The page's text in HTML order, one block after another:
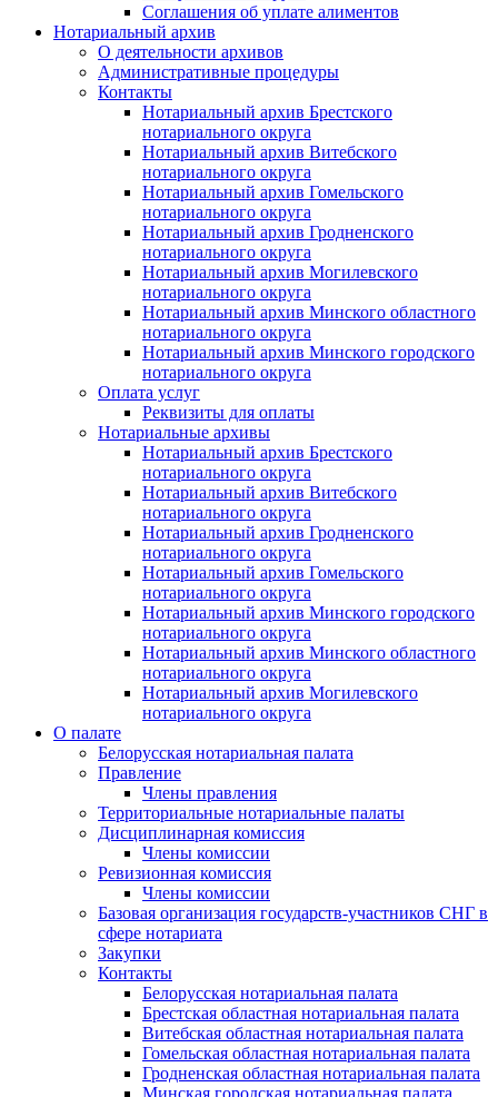
Соглашения об уплате алиментов
Нотариальный архив
О деятельности архивов
Административные процедуры
Контакты
Нотариальный архив Брестского
нотариального округа
Нотариальный архив Витебского
нотариального округа
Нотариальный архив Гомельского
нотариального округа
Нотариальный архив Гродненского
нотариального округа
Нотариальный архив Могилевского
нотариального округа
Нотариальный архив Минского областного
нотариального округа
Нотариальный архив Минского городского
нотариального округа
Оплата услуг
Реквизиты для оплаты
Нотариальные архивы
Нотариальный архив Брестского
нотариального округа
Нотариальный архив Витебского
нотариального округа
Нотариальный архив Гродненского
нотариального округа
Нотариальный архив Гомельского
нотариального округа
Нотариальный архив Минского городского
нотариального округа
Нотариальный архив Минского областного
нотариального округа
Нотариальный архив Могилевского
нотариального округа
О палате
Белорусская нотариальная палата
Правление
Члены правления
Территориальные нотариальные палаты
Дисциплинарная комиссия
Члены комиссии
Ревизионная комиссия
Члены комиссии
Базовая организация государств-участников СНГ в
сфере нотариата
Закупки
Контакты
Белорусская нотариальная палата
Брестская областная нотариальная палата
Витебская областная нотариальная палата
Гомельская областная нотариальная палата
Гродненская областная нотариальная палата